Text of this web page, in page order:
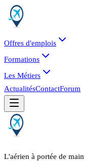
Offres d'emplois
Formations
Les Métiers
ActualitésContactForum
L'aérien à portée de main